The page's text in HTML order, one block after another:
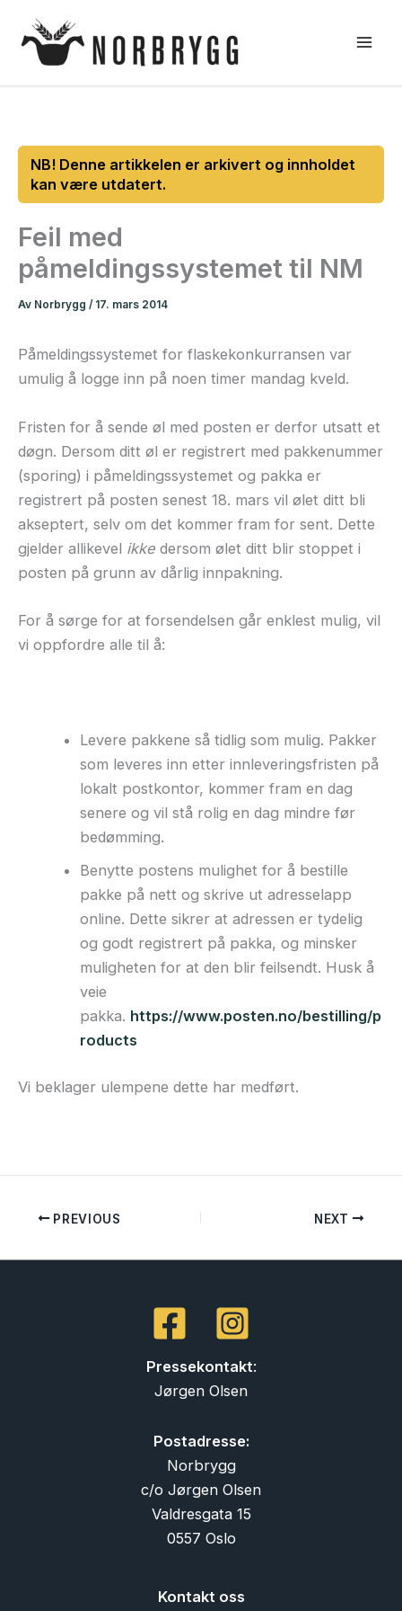
rett
Feil med
påmeldingssystemet til NM
Av Norbrygg / 17. mars 2014
Påmeldingssystemet for flaskekonkurransen var
umulig å logge inn på noen timer mandag kveld.
Fristen for å sende øl med posten er derfor utsatt et
døgn. Dersom ditt øl er registrert med pakkenummer
(sporing) i påmeldingssystemet og pakka er
registrert på posten senest 18. mars vil ølet ditt bli
akseptert, selv om det kommer fram for sent. Dette
gjelder allikevel ikke dersom ølet ditt blir stoppet i
posten på grunn av dårlig innpakning.
For å sørge for at forsendelsen går enklest mulig, vil
vi oppfordre alle til å:
Levere pakkene så tidlig som mulig. Pakker
som leveres inn etter innleveringsfristen på
lokalt postkontor, kommer fram en dag
senere og vil stå rolig en dag mindre før
bedømming.
Benytte postens mulighet for å bestille
pakke på nett og skrive ut adresselapp
online. Dette sikrer at adressen er tydelig
og godt registrert på pakka, og minsker
muligheten for at den blir feilsendt. Husk å
veie
pakka. https://www.posten.no/bestilling/p
roducts
Vi beklager ulempene dette har medført.
PREVIOUS NEXT
Pressekontakt:
Jørgen Olsen
Postadresse:
Norbrygg
c/o Jørgen Olsen
Valdresgata 15
0557 Oslo
Kontakt oss